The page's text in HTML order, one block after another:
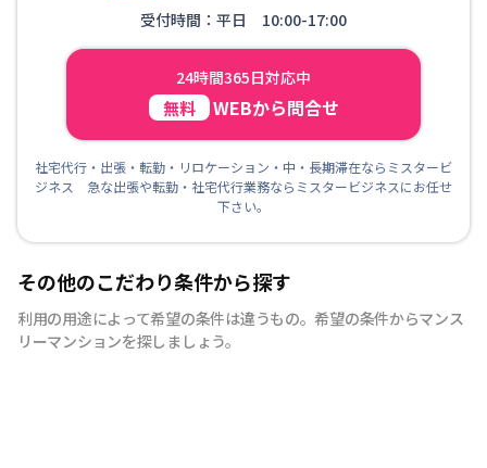
受付時間：平日 10:00-17:00
24時間365日対応中
無料 WEBから問合せ
社宅代行・出張・転勤・リロケーション・中・長期滞在ならミスタービ
ジネス 急な出張や転勤・社宅代行業務ならミスタービジネスにお任せ
下さい。
その他のこだわり条件から探す
利用の用途によって希望の条件は違うもの。希望の条件からマンス
リーマンションを探しましょう。